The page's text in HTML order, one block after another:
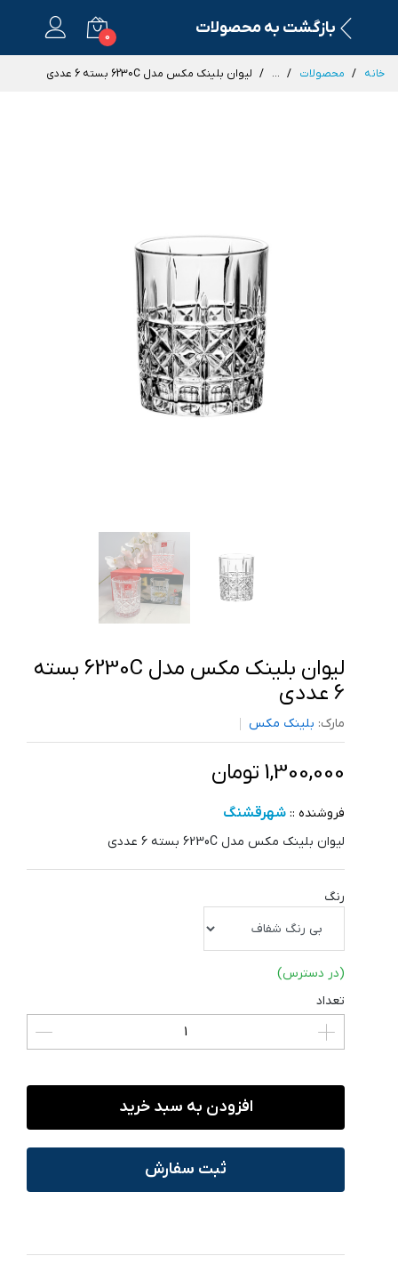
بازگشت به محصولات 0
خانه محصولات ... لیوان بلینک مکس مدل 6230C بسته 6 عددی
لیوان بلینک مکس مدل 6230C بسته
6 عددی
مارک: بلینک مکس
1,300,000 تومان
فروشنده :: شهرقشنگ
لیوان بلینک مکس مدل 6230C بسته 6 عددی
رنگ
(در دسترس)
تعداد
افزودن به سبد خرید
ثبت سفارش